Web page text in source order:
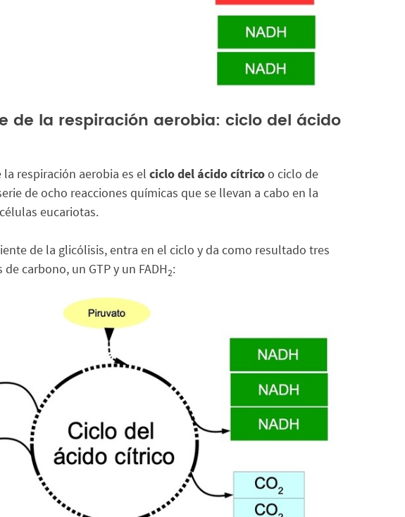
de la respiración aerobia: ciclo del ácido
respiración aerobia es el ciclo del ácido cítricoo ciclo de
de ocho reacciones químicas que se llevan a cabo en la
eucariotas.
de la glicólisis, entra en el ciclo y da como resultado tres
carbono, un GTP y un FADH2: